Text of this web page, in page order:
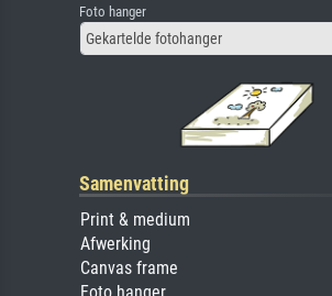
Foto hanger
Gekartelde fotohanger
Samenvatting
Print & medium
Afwerking
Canvas frame
Foto hanger